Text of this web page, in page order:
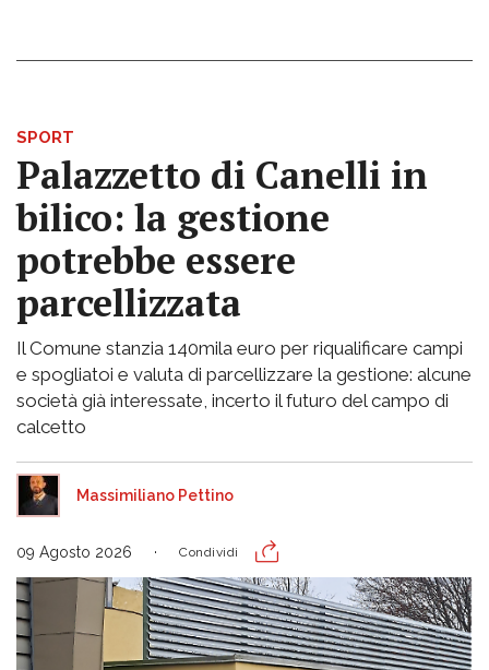
SPORT
Palazzetto di Canelli in
bilico: la gestione
potrebbe essere
parcellizzata
Il Comune stanzia 140mila euro per riqualificare campi
e spogliatoi e valuta di parcellizzare la gestione: alcune
società già interessate, incerto il futuro del campo di
calcetto
Massimiliano Pettino
09 Agosto 2026 Condividi